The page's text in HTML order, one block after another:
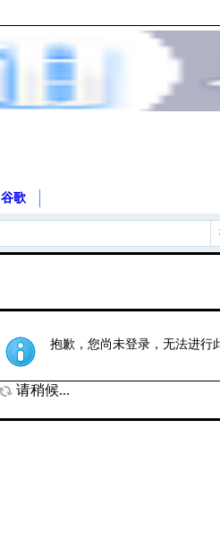
谷歌
抱歉，您尚未登录，无法进行
请稍候...